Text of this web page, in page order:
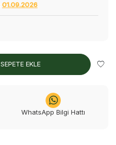
01.09.2026
SEPETE EKLE
WhatsApp Bilgi Hattı